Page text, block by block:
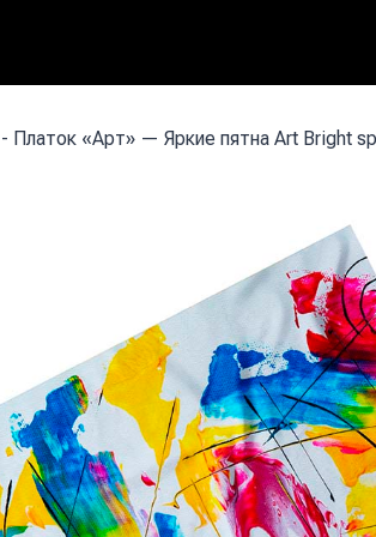
- Платок «Арт» — Яркие пятна Art Bright